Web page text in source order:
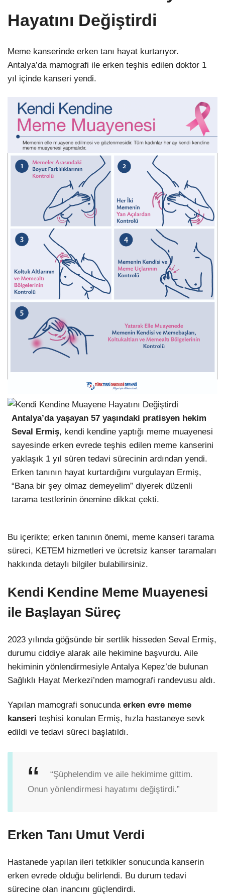
Hayatını Değiştirdi
Meme kanserinde erken tanı hayat kurtarıyor.
Antalya’da mamografi ile erken teşhis edilen doktor 1
yıl içinde kanseri yendi.
Antalya’da yaşayan 57 yaşındaki pratisyen hekim
Seval Ermiş, kendi kendine yaptığı meme muayenesi
sayesinde erken evrede teşhis edilen meme kanserini
yaklaşık 1 yıl süren tedavi sürecinin ardından yendi.
Erken tanının hayat kurtardığını vurgulayan Ermiş,
“Bana bir şey olmaz demeyelim” diyerek düzenli
tarama testlerinin önemine dikkat çekti.
Bu içerikte; erken tanının önemi, meme kanseri tarama
süreci, KETEM hizmetleri ve ücretsiz kanser taramaları
hakkında detaylı bilgiler bulabilirsiniz.
Kendi Kendine Meme Muayenesi
ile Başlayan Süreç
2023 yılında göğsünde bir sertlik hisseden Seval Ermiş,
durumu ciddiye alarak aile hekimine başvurdu. Aile
hekiminin yönlendirmesiyle Antalya Kepez’de bulunan
Sağlıklı Hayat Merkezi’nden mamografi randevusu aldı.
Yapılan mamografi sonucunda erken evre meme
kanseri teşhisi konulan Ermiş, hızla hastaneye sevk
edildi ve tedavi süreci başlatıldı.
“Şüphelendim ve aile hekimime gittim.
Onun yönlendirmesi hayatımı değiştirdi.”
Erken Tanı Umut Verdi
Hastanede yapılan ileri tetkikler sonucunda kanserin
erken evrede olduğu belirlendi. Bu durum tedavi
sürecine olan inancını güçlendirdi.